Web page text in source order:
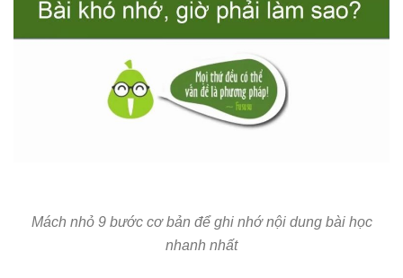
Mách nhỏ 9 bước cơ bản để ghi nhớ nội dung bài học
nhanh nhất